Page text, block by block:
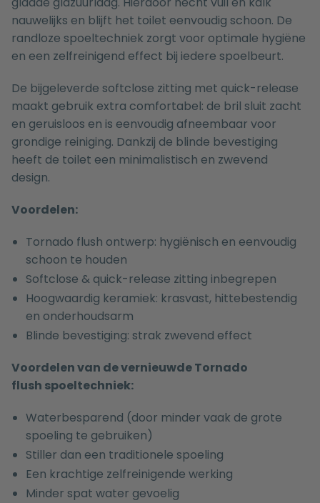
nauwelijks en blijft het toilet eenvoudig schoon. De
randloze spoeltechniek zorgt voor optimale hygiëne
en een zelfreinigend effect bij iedere spoelbeurt.
De bijgeleverde softclose zitting met quick-release
maakt gebruik extra comfortabel: de bril sluit zacht
en geruisloos en is eenvoudig afneembaar voor
grondige reiniging. Dankzij de blinde bevestiging
heeft de toilet een minimalistisch en zwevend
design.
Voordelen:
Tornado flush ontwerp: hygiënisch en eenvoudig
schoon te houden
Softclose & quick-release zitting inbegrepen
Hoogwaardig keramiek: krasvast, hittebestendig
en onderhoudsarm
Blinde bevestiging: strak zwevend effect
Voordelen van de vernieuwdeTornado
flush spoeltechniek:
Waterbesparend (door minder vaak de grote
spoeling te gebruiken)
Stiller dan een traditionele spoeling
Een krachtige zelfreinigende werking
Minder spat water gevoelig